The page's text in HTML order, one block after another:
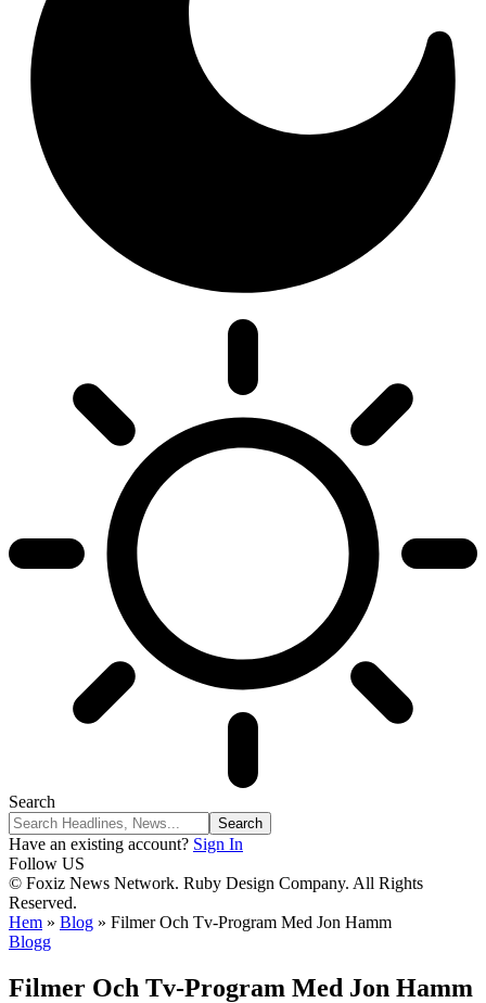
Search
Have an existing account? Sign In
Follow US
© Foxiz News Network. Ruby Design Company. All Rights
Reserved.
Hem » Blog » Filmer Och Tv-Program Med Jon Hamm
Blogg
Filmer Och Tv-Program Med Jon Hamm